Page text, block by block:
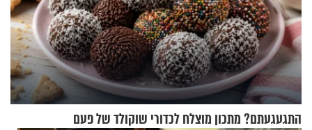
התגעגעתם? מתכון מוצלח לכדורי שוקולד של פעם